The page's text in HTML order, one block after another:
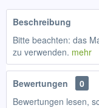
Beschreibung
Bitte beachten: das
zu verwenden. mehr
Bewertungen
0
Bewertungen lesen,